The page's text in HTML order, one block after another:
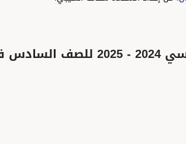
تحميل ملف الامتحان التجريبي للعام الدراسي 2024 - 2025 للصف